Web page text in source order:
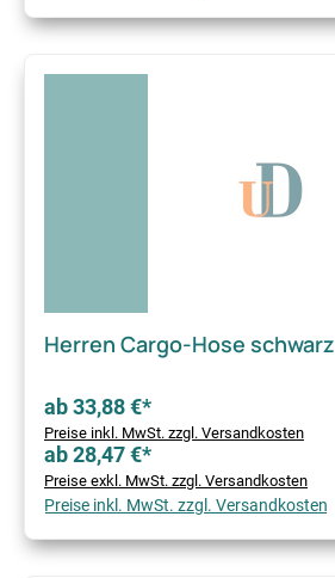
Herren Cargo-Hose schwarz
ab 33,88 €*
Preise inkl. MwSt. zzgl. Versandkosten
ab 28,47 €*
Preise exkl. MwSt. zzgl. Versandkosten
Preise inkl. MwSt. zzgl. Versandkosten